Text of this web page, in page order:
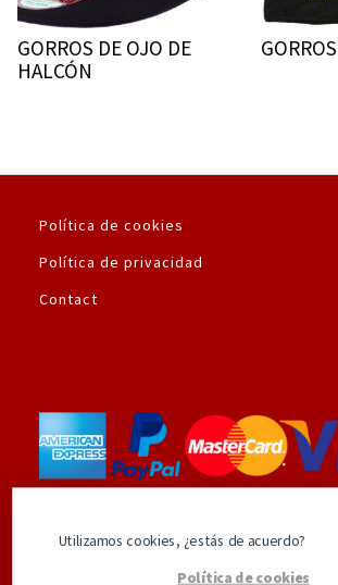
GORROS DE OJO DE
HALCÓN
Política de cookies
Política de privacidad
Contact
Utilizamos cookies, ¿estás de acuerdo?
Política de cookies